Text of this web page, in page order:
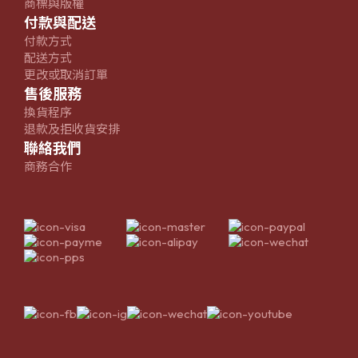
商標與版權
付款與配送
付款方式
配送方式
更改或取消訂單
售後服務
換貨程序
退款及拒收貨安排
聯絡我們
商務合作